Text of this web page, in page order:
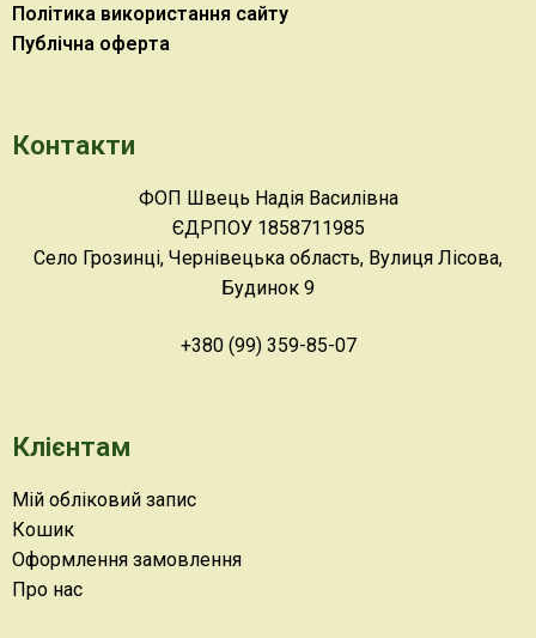
Політика використання сайту
Публічна оферта
Контакти
ФОП Швець Надія Василівна
ЄДРПОУ 1858711985
Село Грозинці, Чернівецька область, Вулиця Лісова,
Будинок 9
+380 (99) 359-85-07
Клієнтам
Мій обліковий запис
Кошик
Оформлення замовлення
Про нас